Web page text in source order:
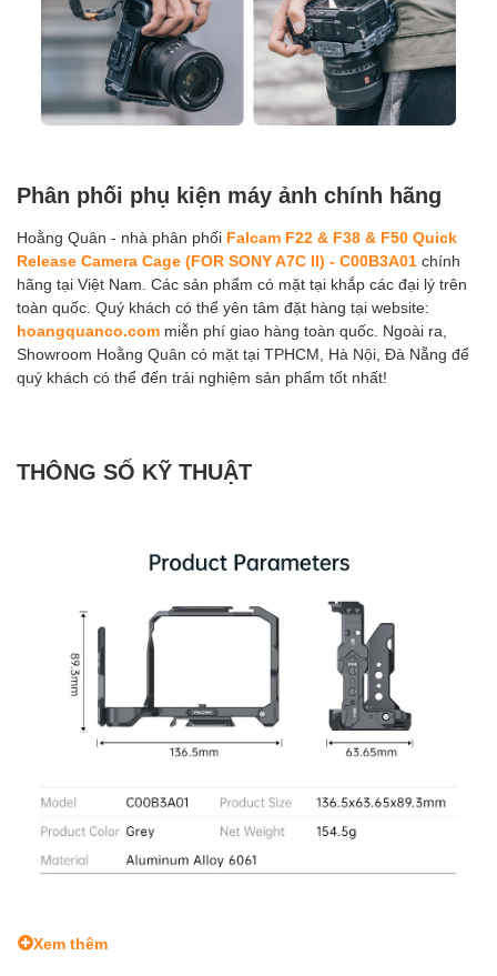
Phân phối phụ kiện máy ảnh chính hãng
Hoằng Quân - nhà phân phối Falcam F22 & F38 & F50 Quick
Release Camera Cage (FOR SONY A7C II) - C00B3A01 chính
hãng tại Việt Nam. Các sản phẩm có mặt tại khắp các đại lý trên
toàn quốc. Quý khách có thể yên tâm đặt hàng tại website:
hoangquanco.com miễn phí giao hàng toàn quốc. Ngoài ra,
Showroom Hoằng Quân có mặt tại TPHCM, Hà Nội, Đà Nẵng để
quý khách có thể đến trải nghiệm sản phẩm tốt nhất!
THÔNG SỐ KỸ THUẬT
Xem thêm